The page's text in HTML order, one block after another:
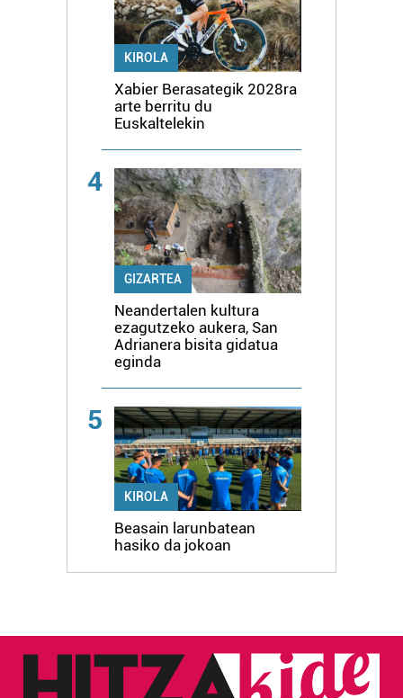
KIROLA
Xabier Berasategik 2028ra
arte berritu du
Euskaltelekin
4
GIZARTEA
Neandertalen kultura
ezagutzeko aukera, San
Adrianera bisita gidatua
eginda
5
KIROLA
Beasain larunbatean
hasiko da jokoan